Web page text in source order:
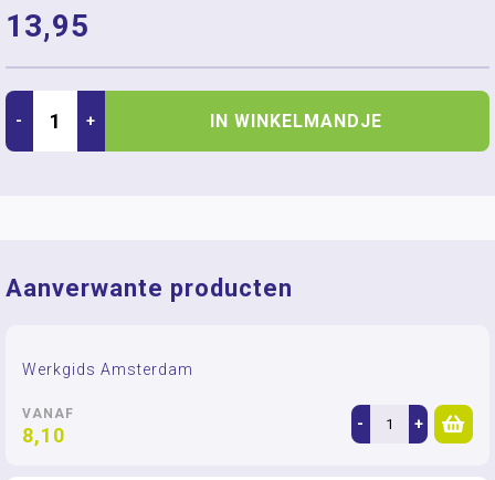
13,95
- + IN WINKELMANDJE
Aanverwante producten
Werkgids Amsterdam
VANAF
8,10 - +